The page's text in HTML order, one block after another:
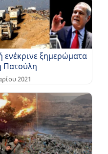
ξημερώματα
Πατούλη
2021